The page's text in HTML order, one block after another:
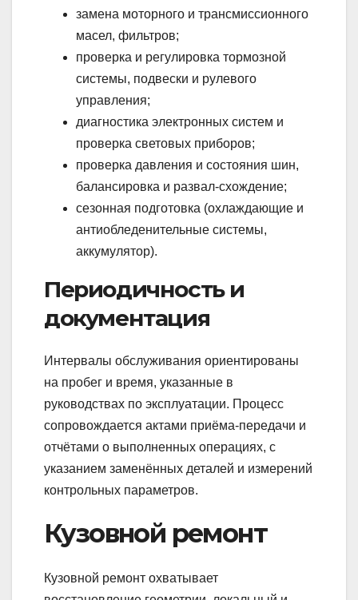
замена моторного и трансмиссионного
масел, фильтров;
проверка и регулировка тормозной
системы, подвески и рулевого
управления;
диагностика электронных систем и
проверка световых приборов;
проверка давления и состояния шин,
балансировка и развал-схождение;
сезонная подготовка (охлаждающие и
антиобледенительные системы,
аккумулятор).
Периодичность и
документация
Интервалы обслуживания ориентированы
на пробег и время, указанные в
руководствах по эксплуатации. Процесс
сопровождается актами приёма-передачи и
отчётами о выполненных операциях, с
указанием заменённых деталей и измерений
контрольных параметров.
Кузовной ремонт
Кузовной ремонт охватывает